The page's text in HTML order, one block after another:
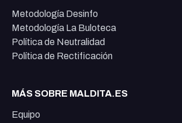
Metodología Desinfo
Metodología La Buloteca
Política de Neutralidad
Política de Rectificación
MÁS SOBRE MALDITA.ES
Equipo